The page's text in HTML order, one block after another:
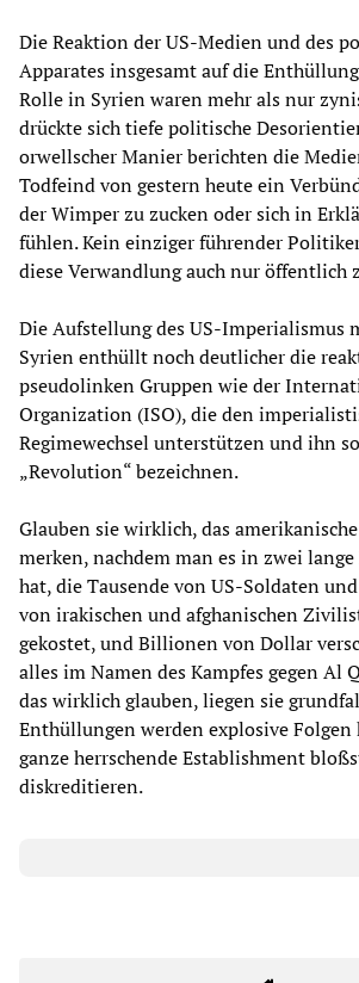
Die Reaktion der US-Medien und des
Apparates insgesamt auf die
Rolle in Syrien waren mehr als nur
drückte sich tiefe politische
orwellscher Manier berichten die
Todfeind von gestern heute ein
der Wimper zu zucken oder sich in
fühlen. Kein einziger führender
diese Verwandlung auch nur öffentlich
Die Aufstellung des US-Imperialismus
Syrien enthüllt noch deutlicher die
pseudolinken Gruppen wie der
Organization (ISO), die den
Regimewechsel unterstützen und ihn
„Revolution“ bezeichnen.
Glauben sie wirklich, das
merken, nachdem man es in zwei lange
hat, die Tausende von US-Soldaten
von irakischen und afghanischen
gekostet, und Billionen von Dollar
alles im Namen des Kampfes gegen Al
das wirklich glauben, liegen sie
Enthüllungen werden explosive Folgen
ganze herrschende Establishment
diskreditieren.